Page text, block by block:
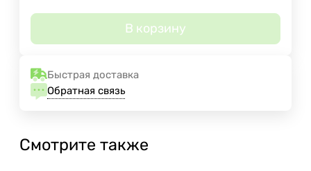
В корзину
Быстрая доставка
Обратная связь
Смотрите также